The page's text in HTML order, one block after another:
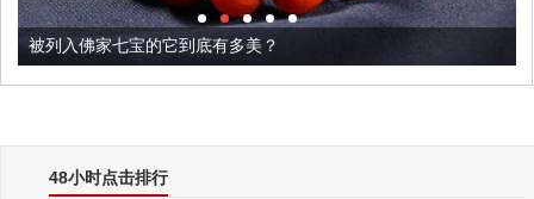
被列入佛家七宝的它到底有多美？
48小时点击排行